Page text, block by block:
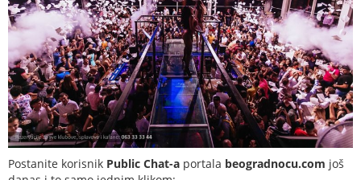
Postanite korisnik Public Chat-a portala beogradnocu.com još